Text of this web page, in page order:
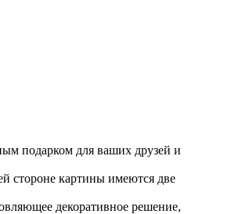
подарком для ваших друзей и
стороне картины имеются две
декоративное решение,